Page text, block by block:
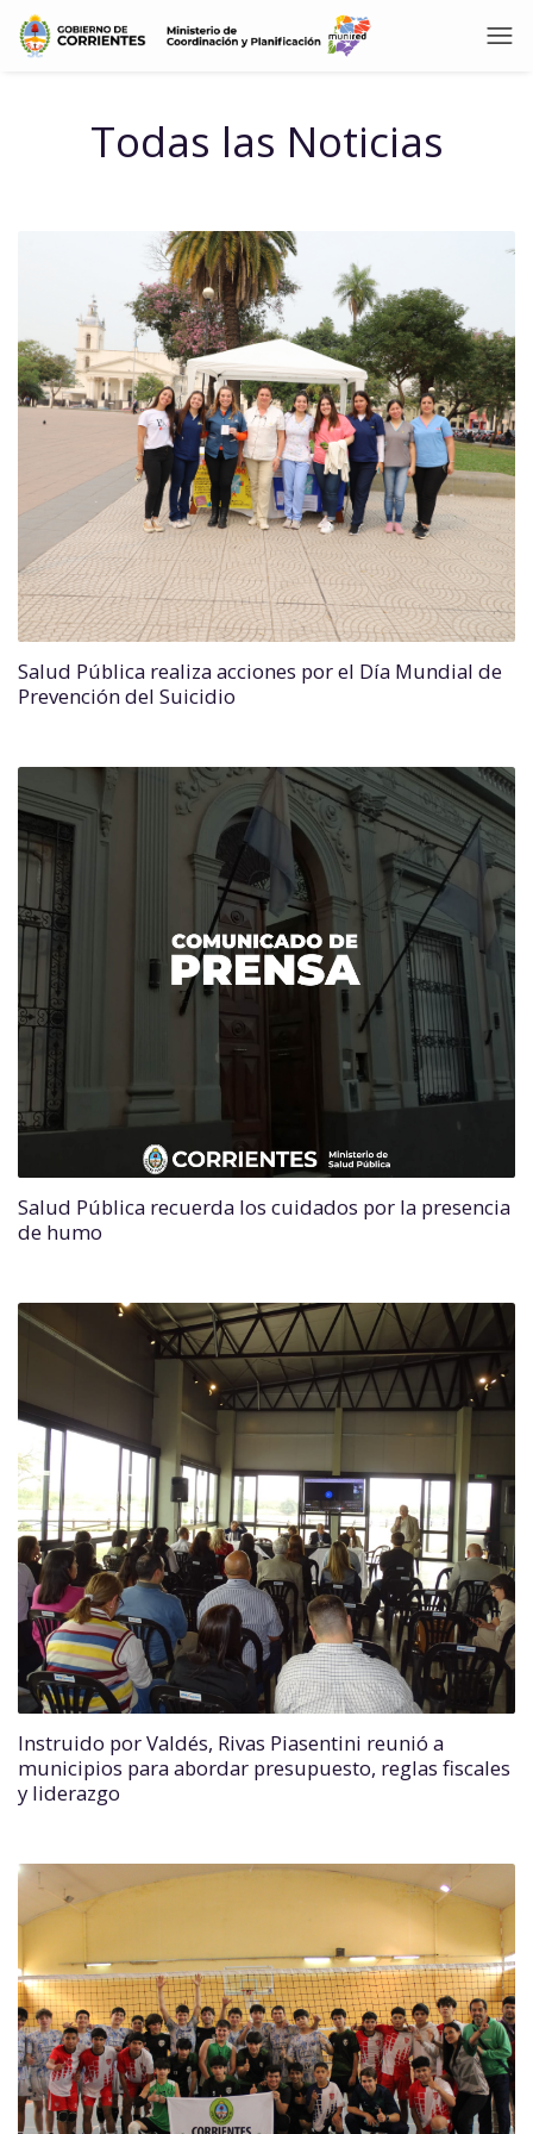
Todas las Noticias
Salud Pública realiza acciones por el Día Mundial de
Prevención del Suicidio
Salud Pública recuerda los cuidados por la presencia
de humo
Instruido por Valdés, Rivas Piasentini reunió a
municipios para abordar presupuesto, reglas fiscales
y liderazgo